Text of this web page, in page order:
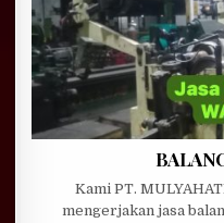
Kami PT.
mengerjakan jasa